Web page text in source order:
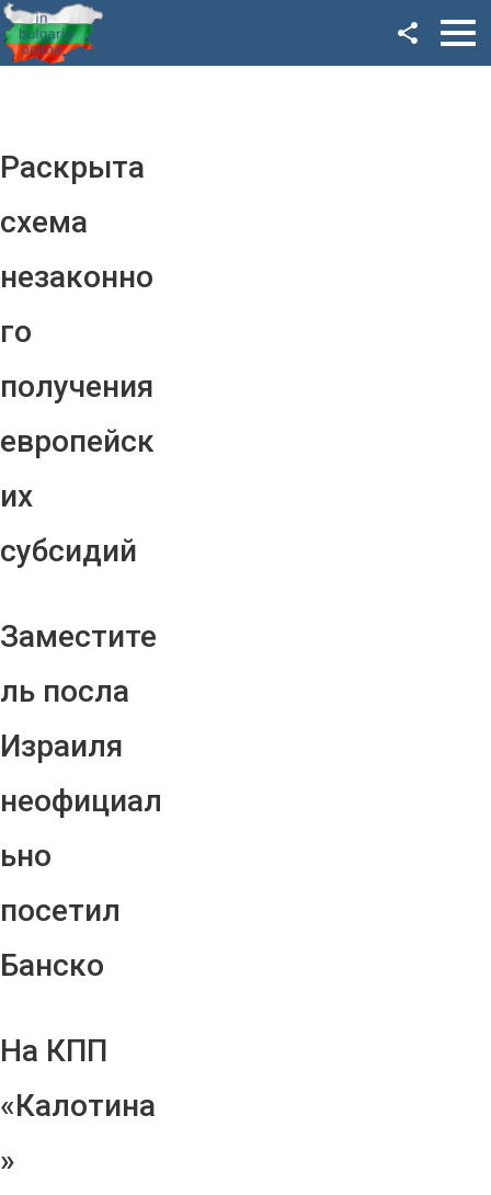
Раскрыта
схема
незаконно
го
получения
европейск
их
субсидий
Заместите
ль посла
Израиля
неофициал
ьно
посетил
Банско
На КПП
«Калотина
»